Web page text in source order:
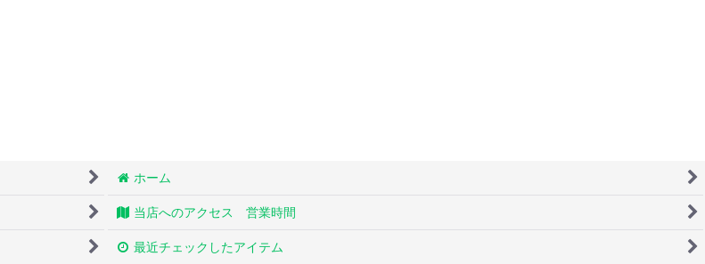
ホーム
当店へのアクセス 営業時間
最近チェックしたアイテム